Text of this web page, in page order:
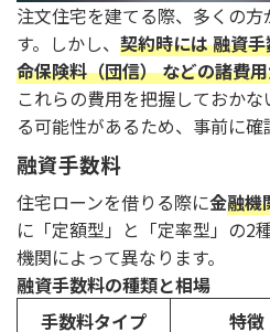
注文住宅を建てる際、多くの
す。しかし、 契約時には 融資
命保険料（団信） などの諸費
これらの費用を把握しておか
る可能性があるため、事前に確
融資手数料
住宅ローンを借りる際に金融機
に「定額型」と「定率型」の2
機関によって異なります。
融資手数料の種類と相場
手数料タイプ
特徴